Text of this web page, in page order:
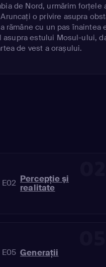
de Nord, urmărim forțele
o privire asupra
rămâne cu un pas înaintea
asupra estului Mosul-ului,
de vest a orașului.
E02 Percepţie şi
realitate
E05 Generaţii